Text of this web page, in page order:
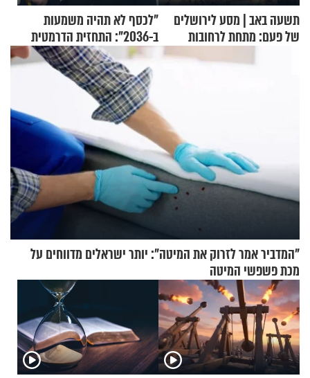
תשעה באב | מסע לירושלים
של פעם: מתחת לרחובות
"לכסף לא תהיה משמעות
ב-2036": התחזית הדרמטית
של אילון מאסק על עתיד
הכלכלה
"המדביר אמר לזרוק את המיטה": יותר ישראלים מדווחים על
מכת פשפשי המיטה